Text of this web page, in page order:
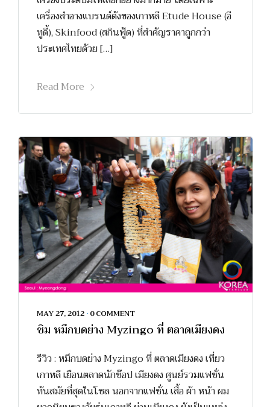
เครื่องสำอางแบรนด์ดังของเกาหลี Etude House (อี
ทูดี้), Skinfood (สกินฟู้ด) ที่สำคัญราคาถูกกว่า
ประเทศไทยด้วย […]
Read More
MAY 27, 2012 • 0 COMMENT
ชิม หมึกบดย่าง Myzingo ที่ ตลาดเมียงดง
รีวิว : หมึกบดย่าง Myzingo ที่ ตลาดเมียงดง เที่ยว
เกาหลี เยือนตลาดนักช๊อป เมียงดง ศูนย์รวมแฟชั่น
ทันสมัยที่สุดในโซล นอกจากแฟชั่น เสื้อ ผ้า หน้า ผม